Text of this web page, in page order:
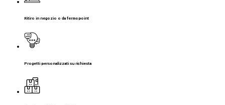
Ritiro in negozio o da fermopoint
Progetti personalizzati su richiesta